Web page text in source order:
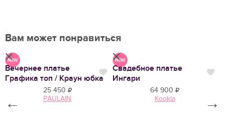
Вам может понравиться
Нравится
Вечернее платье
Графика топ / Краун юбка
Нравится
25 450
PAULAIN
Свадебное платье
Ингари
64 900
Kookla
← →